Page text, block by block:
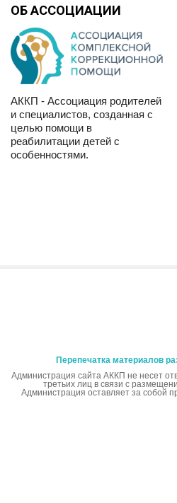
ОБ АССОЦИАЦИИ
АККП - Ассоциация родителей
и специалистов, созданная с
целью помощи в
реабилитации детей с
особенностями.
Перепечатка материалов
Администрация сайта АККП не несет
третьих лиц в связи с
Администрация оставляет за собой